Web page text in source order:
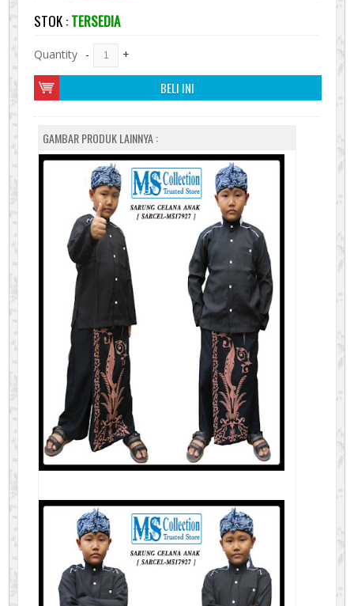
STOK : TERSEDIA
Quantity - +
BELI INI
GAMBAR PRODUK LAINNYA :